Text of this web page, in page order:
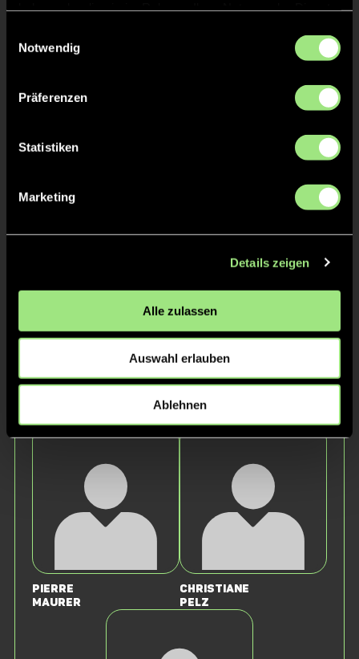
Notwendig
Präferenzen
Statistiken
Marketing
Details zeigen
Alle zulassen
Auswahl erlauben
Ablehnen
Staff
Kiefer
Lampe
Paul
Pierre
Maurer
Christiane
Pelz